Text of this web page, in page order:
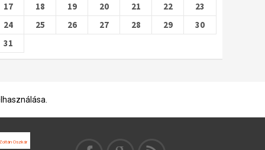
17
18 19 20 21 22
23
24
25 26 27 28 29
30
31
Oszkár